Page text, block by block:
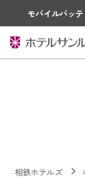
モバイルバッ
相鉄ホテルズ